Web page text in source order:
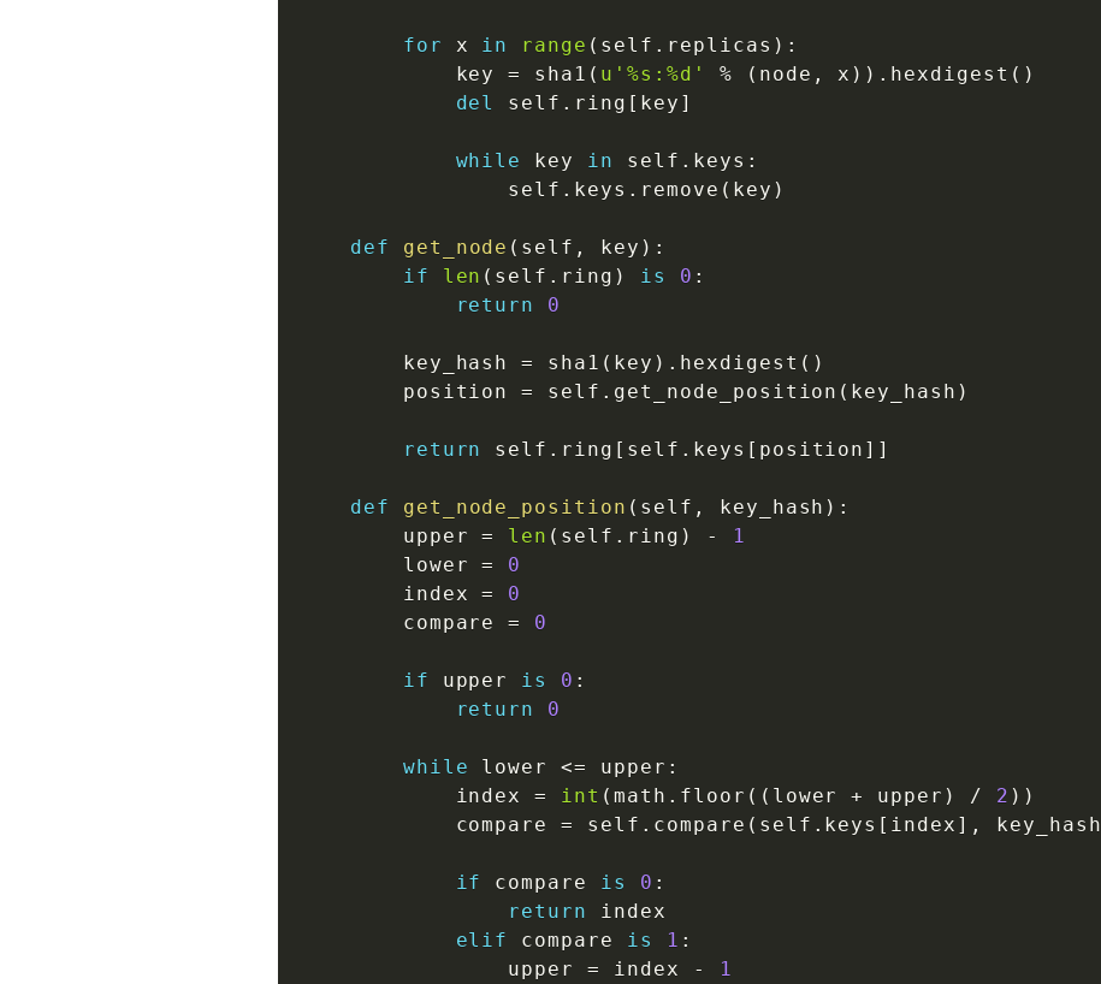
for x in range ( self . replicas ) :
            key
= sha1 ( u'%s:%d' % ( node , x ) ) . hexdigest ( )
del
self . ring [ key ]
while key in self . keys :
                self
. keys . remove ( key )
def get_node ( self , key ) :
if
len ( self . ring ) is 0 :
return
0
        key_hash
= sha1 ( key ) . hexdigest ( )
        position
= self . get_node_position ( key_hash )
return self . ring [ self . keys [ position ] ]
def get_node_position ( self , key_hash ) :
        upper
= len ( self . ring ) -
1
        lower
=
0
        index
=
0
        compare
= 0
if upper is 0 :
return
0
while lower <= upper :
            index
= int (math . floor ( ( lower + upper ) / 2 ) )
            compare
= self . compare ( self . keys [ index ] , key_hash
if compare is 0 :
return
index
elif
compare is 1 :
                upper
= index -
1